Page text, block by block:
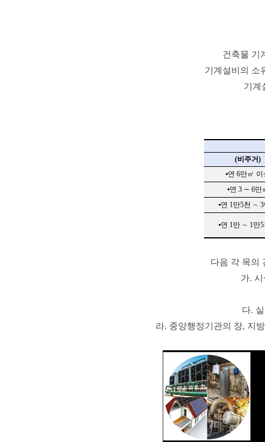
건축물 기
기계설비의 소
기계
(비주거)
⦁연 6만㎡ 이
⦁연 3 ∼ 6만
⦁연 1만5천 ∼ 3
⦁연 1만 ∼ 1만5
다음 각 목의
가. 시
다.
라. 중앙행정기관의 장, 지